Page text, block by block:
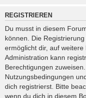
REGISTRIEREN
Du musst in diesem
können. Die
ermöglicht dir, auf
Administration kann
Berechtigungen
Nutzungsbedingungen
dich registrierst. Bitte
wenn du dich in diesem